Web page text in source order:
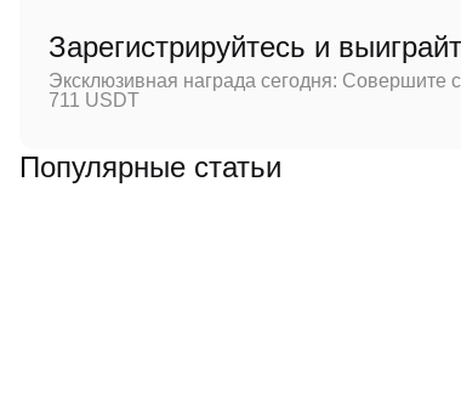
Зарегистрируйтесь и
Эксклюзивная награда сегодня: Совершите
711 USDT
Популярные статьи